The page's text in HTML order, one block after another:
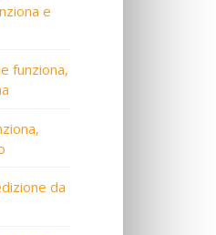
e
funziona,
da